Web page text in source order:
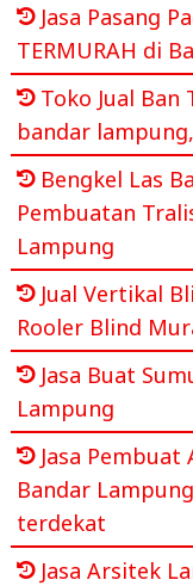
Jasa Pasang
TERMURAH di
Toko Jual
bandar
Bengkel Las
Pembuatan
Lampung
Jual Vertikal
Rooler Blind
Jasa Buat
Lampung
Jasa
Bandar
terdekat
Jasa Arsitek